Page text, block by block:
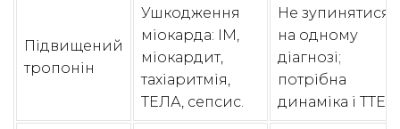
Підвищений
тропонін
Ушкодження
міокарда: ІМ,
міокардит,
тахіаритмія,
ТЕЛА, сепсис.
Не зупинятися
на одному
діагнозі;
потрібна
динаміка і ТТЕ.